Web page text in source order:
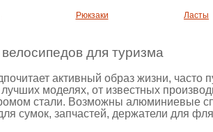
Рюкзаки Ласты
для туризма
активный образ жизни, часто
моделях, от известных
стали. Возможны алюминиевые
сумок, запчастей, держатели для